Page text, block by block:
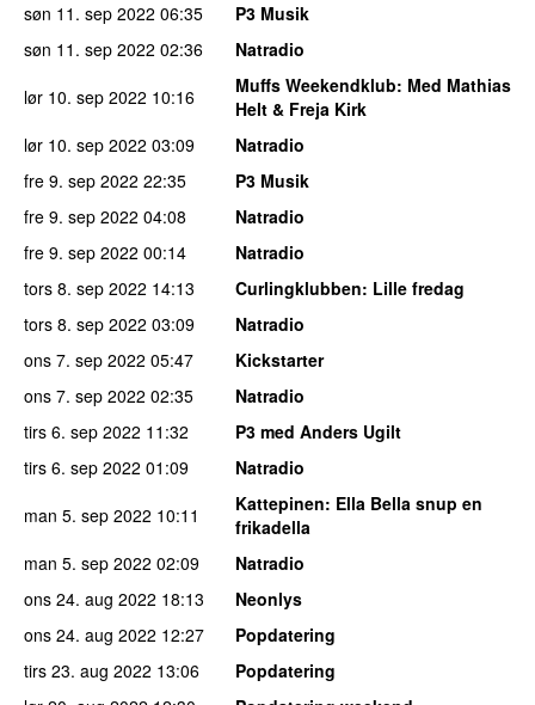
søn 11. sep 2022 06:35
P3 Musik
søn 11. sep 2022 02:36
Natradio
lør 10. sep 2022 10:16 Muffs Weekendklub: Med Mathias
Helt & Freja Kirk
lør 10. sep 2022 03:09
Natradio
fre 9. sep 2022 22:35
P3 Musik
fre 9. sep 2022 04:08
Natradio
fre 9. sep 2022 00:14
Natradio
tors 8. sep 2022 14:13 Curlingklubben: Lille fredag
tors 8. sep 2022 03:09
Natradio
ons 7. sep 2022 05:47
Kickstarter
ons 7. sep 2022 02:35
Natradio
tirs 6. sep 2022 11:32
P3 med Anders Ugilt
tirs 6. sep 2022 01:09
Natradio
man 5. sep 2022 10:11 Kattepinen: Ella Bella snup en
frikadella
man 5. sep 2022 02:09
Natradio
ons 24. aug 2022 18:13
Neonlys
ons 24. aug 2022 12:27
Popdatering
tirs 23. aug 2022 13:06
Popdatering